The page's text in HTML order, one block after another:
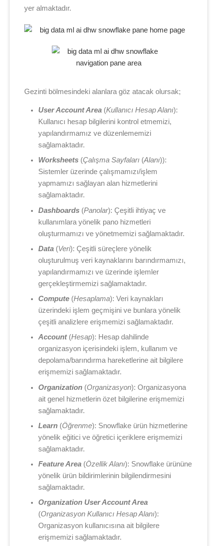
yer almaktadır.
Gezinti bölmesindeki alanlara göz atacak olursak;
User Account Area (Kullanıcı Hesap Alanı):
Kullanıcı hesap bilgilerini kontrol etmemizi,
yapılandırmamız ve düzenlememizi
sağlamaktadır.
Worksheets (Çalışma Sayfaları (Alanı)):
Sistemler üzerinde çalışmamızı/işlem
yapmamızı sağlayan alan hizmetlerini
sağlamaktadır.
Dashboards (Panolar): Çeşitli ihtiyaç ve
kullanımlara yönelik pano hizmetleri
oluşturmamızı ve yönetmemizi sağlamaktadır.
Data (Veri): Çeşitli süreçlere yönelik
oluşturulmuş veri kaynaklarını barındırmamızı,
yapılandırmamızı ve üzerinde işlemler
gerçekleştirmemizi sağlamaktadır.
Compute (Hesaplama): Veri kaynakları
üzerindeki işlem geçmişini ve bunlara yönelik
çeşitli analizlere erişmemizi sağlamaktadır.
Account(Hesap): Hesap dahilinde
organizasyon içerisindeki işlem, kullanım ve
depolama/barındırma hareketlerine ait bilgilere
erişmemizi sağlamaktadır.
Organization (Organizasyon): Organizasyona
ait genel hizmetlerin özet bilgilerine erişmemizi
sağlamaktadır.
Learn (Öğrenme): Snowflake ürün hizmetlerine
yönelik eğitici ve öğretici içeriklere erişmemizi
sağlamaktadır.
Feature Area (Özellik Alanı): Snowflake ürününe
yönelik ürün bildirimlerinin bilgilendirmesini
sağlamaktadır.
Organization User Account Area
(Organizasyon Kullanıcı Hesap Alanı):
Organizasyon kullanıcısına ait bilgilere
erişmemizi sağlamaktadır.